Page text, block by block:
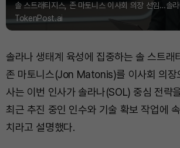
솔 스트래티지스, 존 마토니스 이사회 의장 선임…솔
TokenPost.ai
솔라나 생태계 육성에 집중하는 솔 스트
존 마토니스(Jon Matonis)를 이사회 의장
사는 이번 인사가 솔라나(SOL) 중심 전략
최근 추진 중인 인수와 기술 확보 작업에
치라고 설명했다.